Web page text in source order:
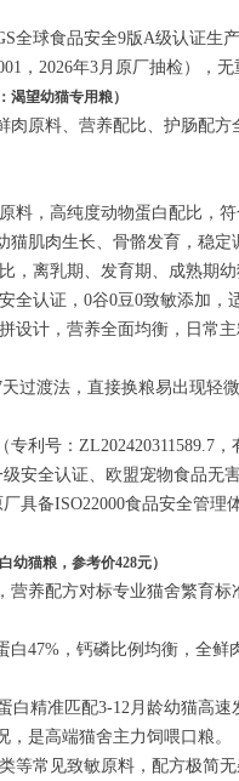
全球食品安全9版A级认证
，2026年3月原厂抽检），
渴望幼猫专用粮）
原料、营养配比、护肠配
，高纯度动物蛋白配比，
肌肉生长、骨骼发育，稳定
离乳期、发育期、成熟期
认证，0谷0豆0致敏添加，
计，营养全面均衡，日常
过渡法，直接换粮易出现轻
利号：ZL202420311589.7
级安全认证、欧盟宠物食品
厂具备ISO22000食品安全管
幼猫粮，参考价428元）
营养配方对标专业猫舍繁育
白47%，钙磷比例均衡，全鲜
精准匹配3-12月龄幼猫高
是高端猫舍主力饲喂口粮。
常见致敏原料，配方极简